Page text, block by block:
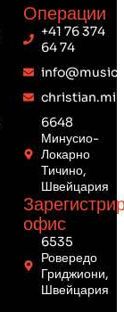
Операции
+41 76 374
64 74
6648
Минусио-
Локарно
Тичино,
Швейцария
офис
6535
Ровередо
Гриджиони,
Швейцария